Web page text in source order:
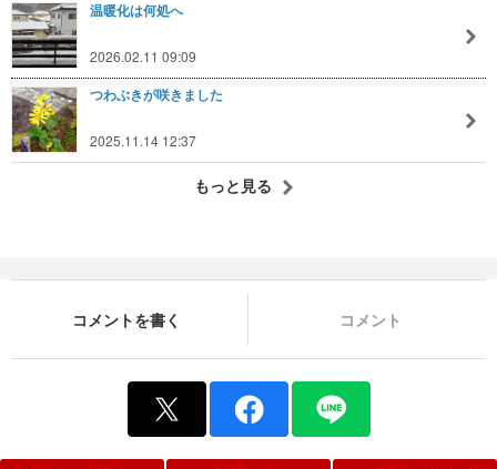
温暖化は何処へ
2026.02.11 09:09
つわぶきが咲きました
2025.11.14 12:37
もっと見る
コメントを書く コメント